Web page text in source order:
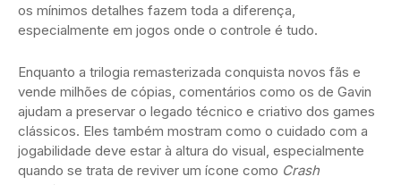
os mínimos detalhes fazem toda a diferença,
especialmente em jogos onde o controle é tudo.
Enquanto a trilogia remasterizada conquista novos fãs e
vende milhões de cópias, comentários como os de Gavin
ajudam a preservar o legado técnico e criativo dos games
clássicos. Eles também mostram como o cuidado com a
jogabilidade deve estar à altura do visual, especialmente
quando se trata de reviver um ícone como Crash